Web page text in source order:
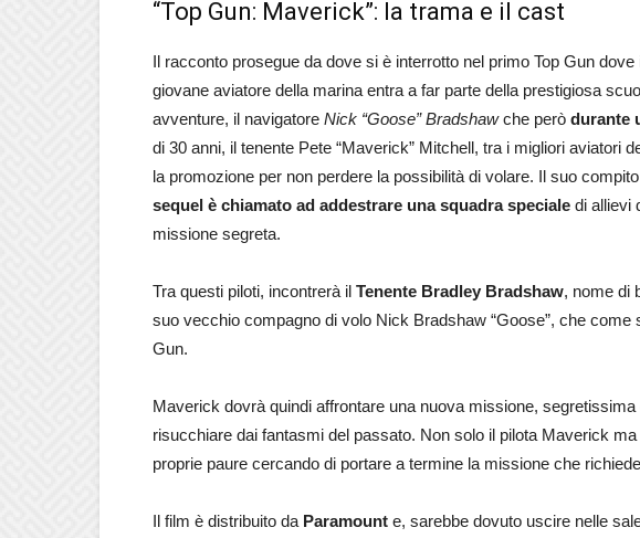
“Top Gun: Maverick”: la trama e il cast
Il racconto prosegue da dove si è interrotto nel primo Top Gun dove
giovane aviatore della marina entra a far parte della prestigiosa
avventure, il navigatore Nick “Goose” Bradshawche però durante
di 30 anni, il tenente Pete “Maverick” Mitchell, tra i migliori aviatori
la promozione per non perdere la possibilità di volare. Il suo
sequel è chiamato ad addestrare una squadra speciale di allievi
missione segreta.
Tra questi piloti, incontrerà il Tenente Bradley Bradshaw, nome di
suo vecchio compagno di volo Nick Bradshaw “Goose”, che come
Gun.
Maverick dovrà quindi affrontare una nuova missione,
risucchiare dai fantasmi del passato. Non solo il pilota Maverick
proprie paure cercando di portare a termine la missione che
Il film è distribuito da Paramount e, sarebbe dovuto uscire nelle